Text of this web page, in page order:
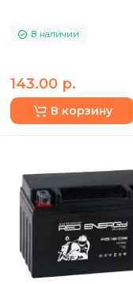
В наличии
143.00 р.
В корзину